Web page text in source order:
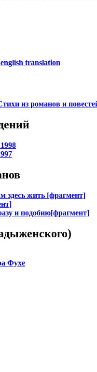
translation
из романов и
здесь жить [фрагмент]
и подобию[фрагмент]
Фухе